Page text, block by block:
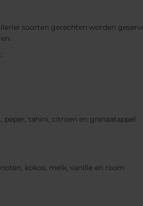
soorten gerechten worden
:
tahini, citroen en granaatappel
kokos, melk, vanille en room